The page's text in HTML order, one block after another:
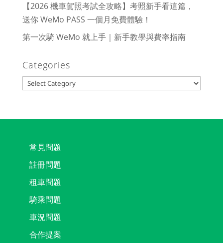
【2026 機車駕照考試全攻略】考照新手看這篇，
送你 WeMo PASS 一個月免費體驗！
第一次騎 WeMo 就上手｜新手教學與費率指南
Categories
Categories
常見問題
註冊問題
租車問題
騎乘問題
車況問題
合作提案